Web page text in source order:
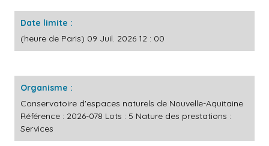
Date limite :
(heure de Paris) 09 Juil. 2026 12 : 00
Organisme :
Conservatoire d'espaces naturels de Nouvelle-Aquitaine
Référence : 2026-078 Lots : 5 Nature des prestations :
Services